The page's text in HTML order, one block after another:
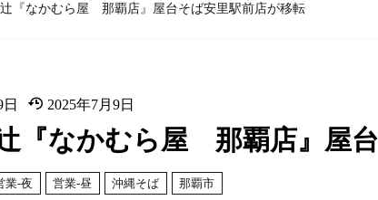
『なかむら屋 那覇店』屋台そば安里駅前店が移転
2025年7月9日
『なかむら屋 那覇店』屋
業-夜 営業-昼 沖縄そば 那覇市